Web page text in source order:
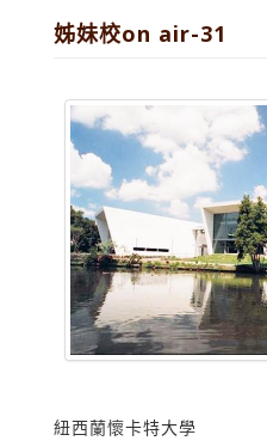
姊妹校on air-31
紐西蘭懷卡特大學